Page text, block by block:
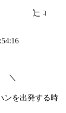
ｺ
発する時